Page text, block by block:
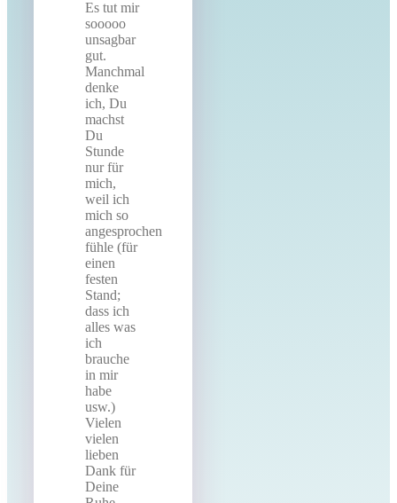
Es tut mir
sooooo
unsagbar
gut.
Manchmal
denke
ich, Du
machst
Du
Stunde
nur für
mich,
weil ich
mich so
angesprochen
fühle (für
einen
festen
Stand;
dass ich
alles was
ich
brauche
in mir
habe
usw.)
Vielen
vielen
lieben
Dank für
Deine